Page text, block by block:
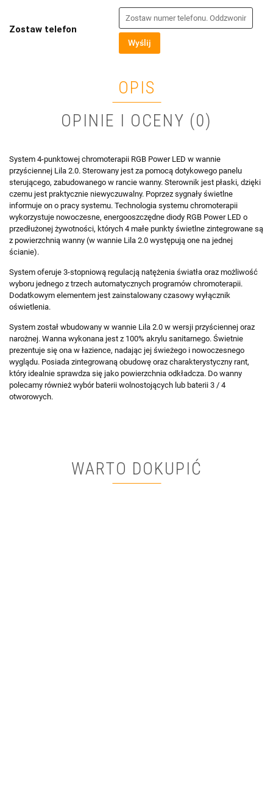
Zostaw telefon
Wyślij
OPIS
OPINIE I OCENY (0)
System 4-punktowej chromoterapii RGB Power LED w wannie
przyściennej Lila 2.0. Sterowany jest za pomocą dotykowego panelu
sterującego, zabudowanego w rancie wanny. Sterownik jest płaski, dzięki
czemu jest praktycznie niewyczuwalny. Poprzez sygnały świetlne
informuje on o pracy systemu. Technologia systemu chromoterapii
wykorzystuje nowoczesne, energooszczędne diody RGB Power LED o
przedłużonej żywotności, których 4 małe punkty świetlne zintegrowane są
z powierzchnią wanny (w wannie Lila 2.0 występują one na jednej
ścianie).
System oferuje 3-stopniową regulacją natężenia światła oraz możliwość
wyboru jednego z trzech automatycznych programów chromoterapii.
Dodatkowym elementem jest zainstalowany czasowy wyłącznik
oświetlenia.
System został wbudowany w wannie Lila 2.0 w wersji przyściennej oraz
narożnej. Wanna wykonana jest z 100% akrylu sanitarnego. Świetnie
prezentuje się ona w łazience, nadając jej świeżego i nowoczesnego
wyglądu. Posiada zintegrowaną obudowę oraz charakterystyczny rant,
który idealnie sprawdza się jako powierzchnia odkładcza. Do wanny
polecamy również wybór baterii wolnostojących lub baterii 3 / 4
otworowych.
WARTO DOKUPIĆ